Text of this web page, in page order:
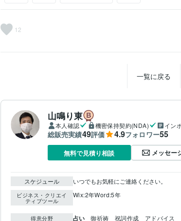
12
一覧に戻る
山鳴り東
本人確認 機密保持契約(NDA) イン
総販売実績49評価 4.9フォロワー55
無料で見積り相談 メッセー
スケジュール いつでもお気軽にご連絡ください。
ビジネス・クリエイ
ティブツール
Wix:2年Word:5年
得意分野 占い 御祈祷　祝詞作成　アドバイス